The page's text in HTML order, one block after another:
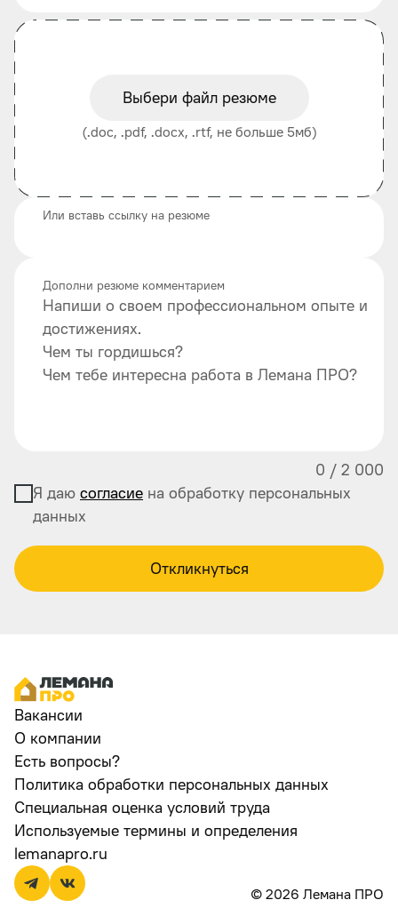
Выбери файл резюме
(.doc, .pdf, .docx, .rtf, не больше 5мб)
Или вставь ссылку на резюме
Напиши о своем профессиональном опыте и
достижениях.
Чем ты гордишься?
Чем тебе интересна работа в Лемана ПРО?
Дополни резюме комментарием
0 / 2 000
Я даю согласие на обработку персональных
данных
Откликнуться
Вакансии
О компании
Есть вопросы?
Политика обработки персональных данных
Специальная оценка условий труда
Используемые термины и определения
lemanapro.ru
© 2026 Лемана ПРО